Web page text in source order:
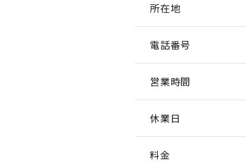
所在地
電話番号
営業時間
休業日
料金